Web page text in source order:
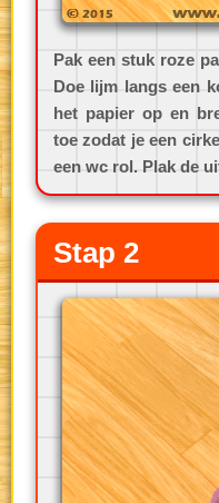
Pak een stuk roze
Doe lijm langs een
het papier op en
toe zodat je een
een wc rol. Plak de
Stap 2